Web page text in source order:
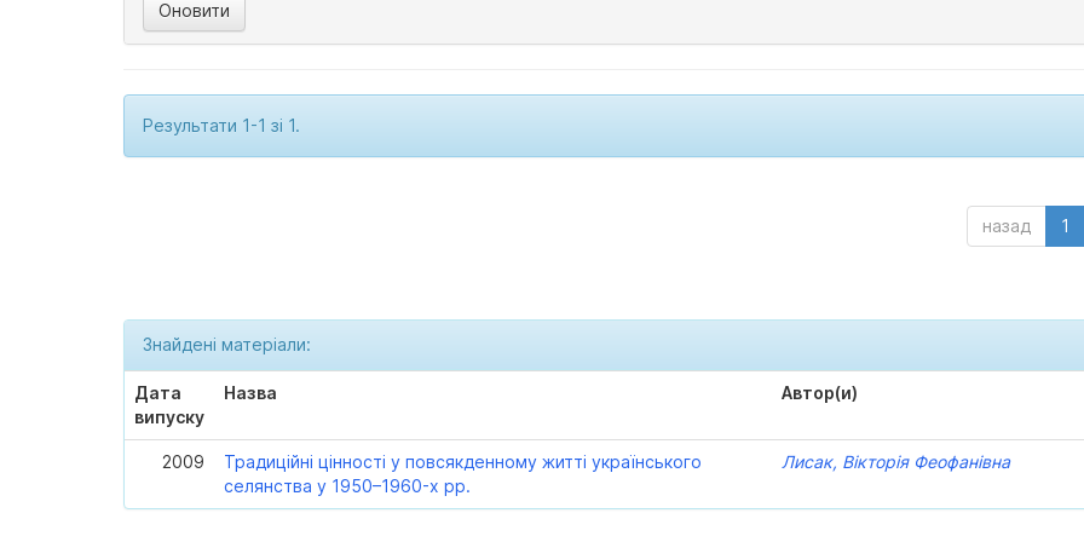
Результати 1-1 зі 1.
назад 1
Знайдені матеріали:
Дата
випуску
Назва Автор(и)
2009
Традиційні цінності у повсякденному житті українського
селянства у 1950–1960-х рр.
Лисак, Вікторія Феофанівна